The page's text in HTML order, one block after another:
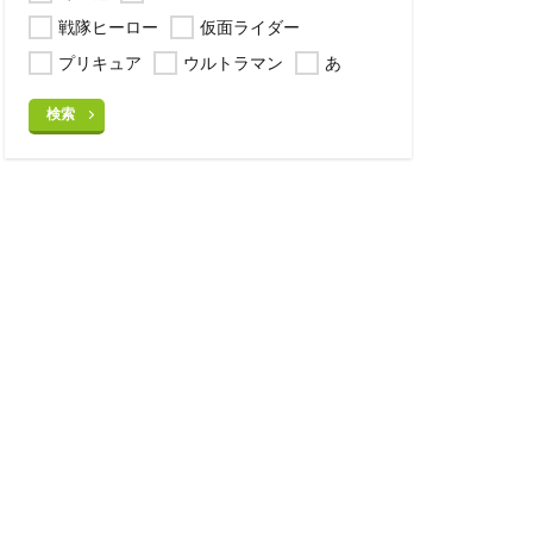
戦隊ヒーロー
仮面ライダー
プリキュア
ウルトラマン あ
検索